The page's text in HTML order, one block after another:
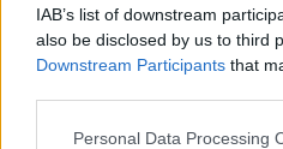
IAB’s list of downstream
also be disclosed by us to third
Downstream Participants that
Personal Data Processing